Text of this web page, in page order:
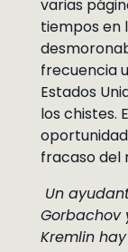
varias
tiempos en
frecuencia
Estados
los chistes.
fracaso del
Un
Gorbachov
Kremlin